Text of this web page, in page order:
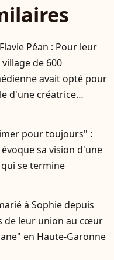
Péan : Pour leur
de 600
avait opté pour
d'une créatrice
pour toujours" :
sa vision d'une
se termine
à Sophie depuis
de leur union au cœur
en Haute-Garonne